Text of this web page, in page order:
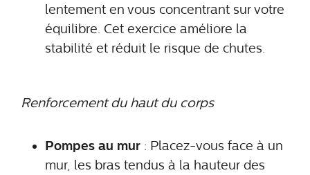
lentement en vous concentrant sur votre
équilibre. Cet exercice améliore la
stabilité et réduit le risque de chutes.
Renforcement du haut du corps
Pompes au mur : Placez-vous face à un
mur, les bras tendus à la hauteur des